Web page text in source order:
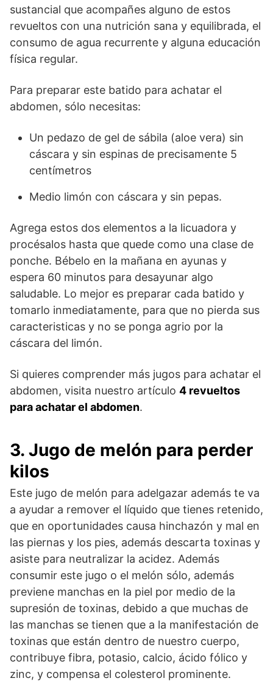
sustancial que acompañes alguno de estos
revueltos con una nutrición sana y equilibrada, el
consumo de agua recurrente y alguna educación
física regular.
Para preparar este batido para achatar el
abdomen, sólo necesitas:
Un pedazo de gel de sábila (aloe vera) sin
cáscara y sin espinas de precisamente 5
centímetros
Medio limón con cáscara y sin pepas.
Agrega estos dos elementos a la licuadora y
procésalos hasta que quede como una clase de
ponche. Bébelo en la mañana en ayunas y
espera 60 minutos para desayunar algo
saludable. Lo mejor es preparar cada batido y
tomarlo inmediatamente, para que no pierda sus
caracteristicas y no se ponga agrio por la
cáscara del limón.
Si quieres comprender más jugos para achatar el
abdomen, visita nuestro artículo 4 revueltos
para achatar el abdomen.
3. Jugo de melón para perder
kilos
Este jugo de melón para adelgazar además te va
a ayudar a remover el líquido que tienes retenido,
que en oportunidades causa hinchazón y mal en
las piernas y los pies, además descarta toxinas y
asiste para neutralizar la acidez. Además
consumir este jugo o el melón sólo, además
previene manchas en la piel por medio de la
supresión de toxinas, debido a que muchas de
las manchas se tienen que a la manifestación de
toxinas que están dentro de nuestro cuerpo,
contribuye fibra, potasio, calcio, ácido fólico y
zinc, y compensa el colesterol prominente.